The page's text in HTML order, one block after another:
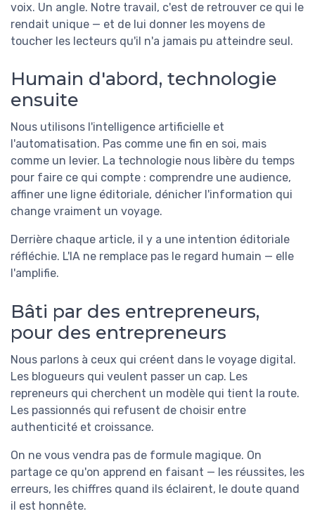
voix. Un angle. Notre travail, c'est de retrouver ce qui le
rendait unique — et de lui donner les moyens de
toucher les lecteurs qu'il n'a jamais pu atteindre seul.
Humain d'abord, technologie
ensuite
Nous utilisons l'intelligence artificielle et
l'automatisation. Pas comme une fin en soi, mais
comme un levier. La technologie nous libère du temps
pour faire ce qui compte : comprendre une audience,
affiner une ligne éditoriale, dénicher l'information qui
change vraiment un voyage.
Derrière chaque article, il y a une intention éditoriale
réfléchie. L'IA ne remplace pas le regard humain — elle
l'amplifie.
Bâti par des entrepreneurs,
pour des entrepreneurs
Nous parlons à ceux qui créent dans le voyage digital.
Les blogueurs qui veulent passer un cap. Les
repreneurs qui cherchent un modèle qui tient la route.
Les passionnés qui refusent de choisir entre
authenticité et croissance.
On ne vous vendra pas de formule magique. On
partage ce qu'on apprend en faisant — les réussites, les
erreurs, les chiffres quand ils éclairent, le doute quand
il est honnête.